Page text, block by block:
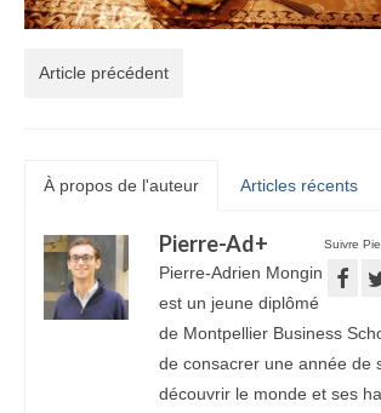
Article précédent
À propos de l'auteur Articles récents
Suivre
Pierre-Ad+
Pierre-Adrien Mongin
est un jeune diplômé
de Montpellier Business
de consacrer une année de
découvrir le monde et ses